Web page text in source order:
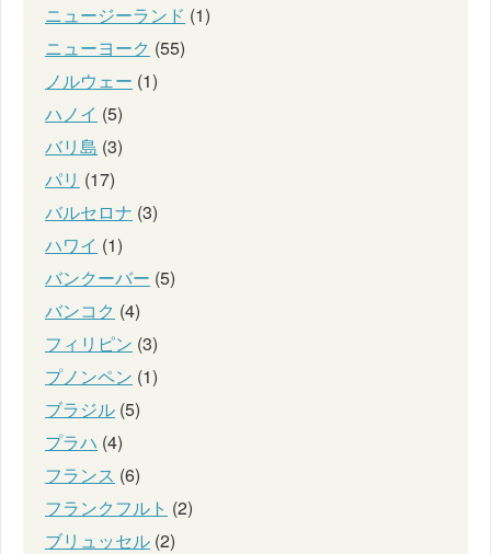
ニュージーランド (1)
ニューヨーク (55)
ノルウェー (1)
ハノイ (5)
バリ島 (3)
パリ (17)
バルセロナ (3)
ハワイ (1)
バンクーバー (5)
バンコク (4)
フィリピン (3)
プノンペン (1)
ブラジル (5)
プラハ (4)
フランス (6)
フランクフルト (2)
ブリュッセル (2)